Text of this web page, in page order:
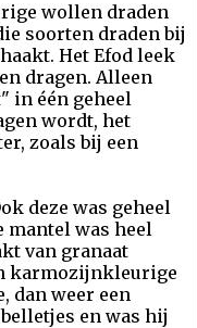
wollen draden
soorten draden bij
Het Efod leek
dragen. Alleen
in één geheel
wordt, het
zoals bij een
deze was geheel
mantel was heel
van granaat
karmozijnkleurige
dan weer een
en was hij